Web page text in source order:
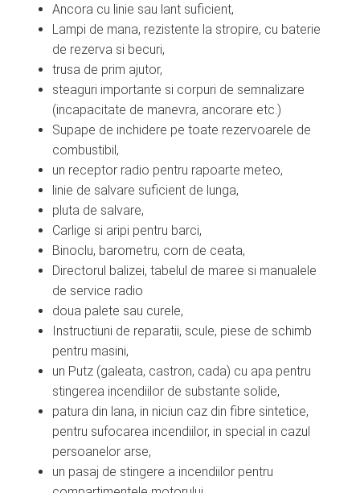
Ancora cu linie sau lant suficient,
Lampi de mana, rezistente la stropire, cu baterie
de rezerva si becuri,
trusa de prim ajutor,
steaguri importante si corpuri de semnalizare
(incapacitate de manevra, ancorare etc.)
Supape de inchidere pe toate rezervoarele de
combustibil,
un receptor radio pentru rapoarte meteo,
linie de salvare suficient de lunga,
pluta de salvare,
Carlige si aripi pentru barci,
Binoclu, barometru, corn de ceata,
Directorul balizei, tabelul de maree si manualele
de service radio
doua palete sau curele,
Instructiuni de reparatii, scule, piese de schimb
pentru masini,
un Putz (galeata, castron, cada) cu apa pentru
stingerea incendiilor de substante solide,
patura din lana, in niciun caz din fibre sintetice,
pentru sufocarea incendiilor, in special in cazul
persoanelor arse,
un pasaj de stingere a incendiilor pentru